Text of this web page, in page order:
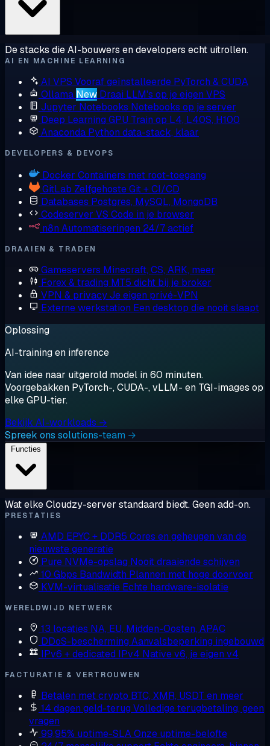
De stacks die AI-bouwers en developers echt uitrollen.
AI EN MACHINE LEARNING
AI VPS Vooraf geïnstalleerde PyTorch & CUDA
Ollama New Draai LLM's op je eigen VPS
Jupyter Notebooks Notebooks op je server
Deep Learning GPU Train op L4, L40S, H100
Anaconda Python data-stack, klaar
DEVELOPERS & DEVOPS
Docker Containers met root-toegang
GitLab Zelfgehoste Git + CI/CD
Databases Postgres, MySQL, MongoDB
Codeserver VS Code in je browser
n8n Automatiseringen 24/7 actief
DRAAIEN & TRADEN
Gameservers Minecraft, CS, ARK, meer
Forex & trading MT5 dicht bij je broker
VPN & privacyJe eigen privé-VPN
Externe werkstation Een desktop die nooit slaapt
Oplossing
AI-training en inference
Van idee naar uitgerold model in 60 minuten.
Voorgebakken PyTorch-, CUDA-, vLLM- en TGI-images op
elke GPU-tier.
Bekijk AI-workloads →
Spreek ons solutions-team →
Wat elke Cloudzy-server standaard biedt. Geen add-on.
PRESTATIES
AMD EPYC + DDR5 Cores en geheugen van de
nieuwste generatie
Pure NVMe-opslag Nooit draaiende schijven
10 Gbps Bandwidth Plannen met hoge doorvoer
KVM-virtualisatie Echte hardware-isolatie
WERELDWIJD NETWERK
13 locaties NA, EU, Midden-Oosten, APAC
DDoS-bescherming Aanvalsbeperking ingebouwd
IPv6 + dedicated IPv4 Native v6, je eigen v4
FACTURATIE & VERTROUWEN
Betalen met crypto BTC, XMR, USDT en meer
14 dagen geld-terug Volledige terugbetaling, geen
vragen
99,95% uptime-SLAOnze uptime-belofte